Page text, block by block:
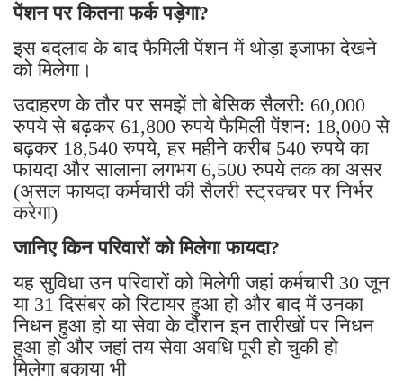
पेंशन पर कितना फर्क पड़ेगा?
इस बदलाव के बाद फैमिली पेंशन में थोड़ा इजाफा देखने
को मिलेगा।
उदाहरण के तौर पर समझें तो बेसिक सैलरी: 60,000
रुपये से बढ़कर 61,800 रुपये फैमिली पेंशन: 18,000 से
बढ़कर 18,540 रुपये, हर महीने करीब 540 रुपये का
फायदा और सालाना लगभग 6,500 रुपये तक का असर
(असल फायदा कर्मचारी की सैलरी स्ट्रक्चर पर निर्भर
करेगा)
जानिए किन परिवारों को मिलेगा फायदा?
यह सुविधा उन परिवारों को मिलेगी जहां कर्मचारी 30 जून
या 31 दिसंबर को रिटायर हुआ हो और बाद में उनका
निधन हुआ हो या सेवा के दौरान इन तारीखों पर निधन
हुआ हो और जहां तय सेवा अवधि पूरी हो चुकी हो
मिलेगा बकाया भी